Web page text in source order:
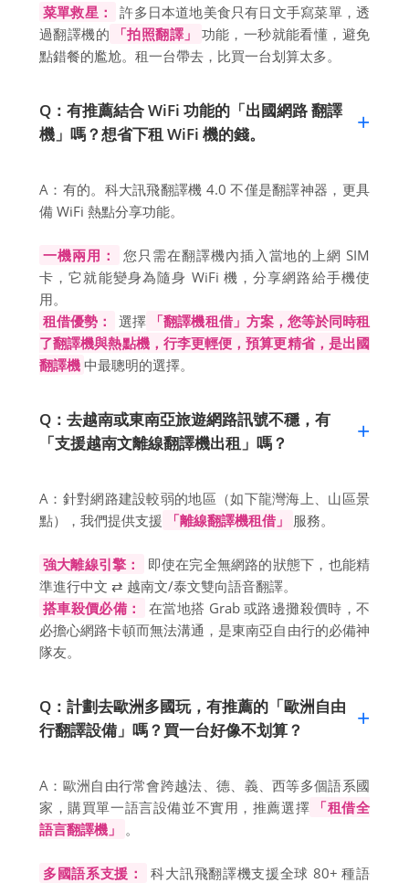
菜單救星：
許多日本道地美食只有日文手寫菜單，透
過翻譯機的
「拍照翻譯」
功能，一秒就能看懂，避免
點錯餐的尷尬。租一台帶去，比買一台划算太多。
Q：有推薦結合 WiFi 功能的「出國網路 翻譯
機」嗎？想省下租 WiFi 機的錢。
A：有的。科大訊飛翻譯機 4.0 不僅是翻譯神器，更具
備 WiFi 熱點分享功能。
一機兩用：
您只需在翻譯機內插入當地的上網 SIM
卡，它就能變身為隨身 WiFi 機，分享網路給手機使
用。
租借優勢：
選擇
「翻譯機租借」方案，您等於同時租
了翻譯機與熱點機，行李更輕便，預算更精省，是出國
翻譯機 中最聰明的選擇。
Q：去越南或東南亞旅遊網路訊號不穩，有
「支援越南文離線翻譯機出租」嗎？
A：針對網路建設較弱的地區（如下龍灣海上、山區景
點），我們提供支援
「離線翻譯機租借」 服務。
強大離線引擎：
即使在完全無網路的狀態下，也能精
準進行中文 ⇄ 越南文/泰文雙向語音翻譯。
搭車殺價必備：
在當地搭 Grab 或路邊攤殺價時，不
必擔心網路卡頓而無法溝通，是東南亞自由行的必備神
隊友。
Q：計劃去歐洲多國玩，有推薦的「歐洲自由
行翻譯設備」嗎？買一台好像不划算？
A：歐洲自由行常會跨越法、德、義、西等多個語系國
家，購買單一語言設備並不實用，推薦選擇
「租借全
語言翻譯機」
。
多國語系支援：
科大訊飛翻譯機支援全球 80+ 種語